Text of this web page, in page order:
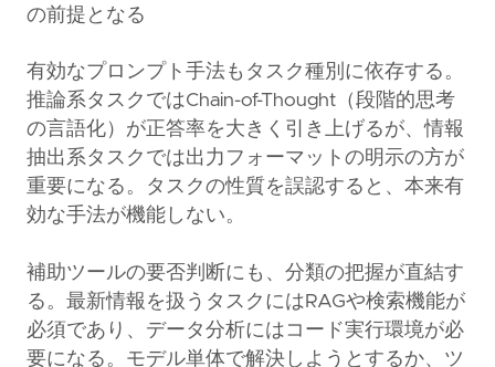
の前提となる
有効なプロンプト手法もタスク種別に依存する。
推論系タスクではChain-of-Thought（段階的思考
の言語化）が正答率を大きく引き上げるが、情報
抽出系タスクでは出力フォーマットの明示の方が
重要になる。タスクの性質を誤認すると、本来有
効な手法が機能しない。
補助ツールの要否判断にも、分類の把握が直結す
る。最新情報を扱うタスクにはRAGや検索機能が
必須であり、データ分析にはコード実行環境が必
要になる。モデル単体で解決しようとするか、ツ